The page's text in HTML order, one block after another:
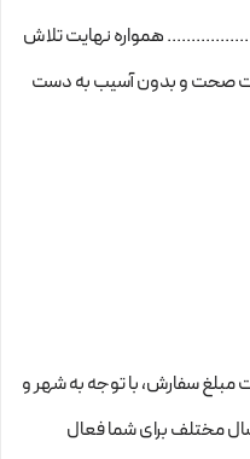
همواره نهایت تلاش
صحت و بدون آسیب به دست
مبلغ سفارش، با توجه به شهر و
مختلف برای شما فعال